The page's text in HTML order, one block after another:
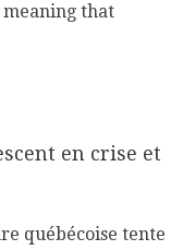
that
en crise et
québécoise tente